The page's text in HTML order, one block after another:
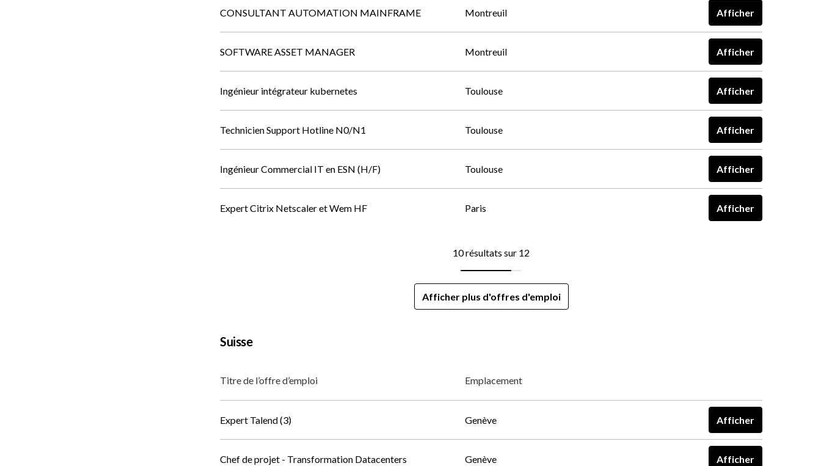
CONSULTANT AUTOMATION MAINFRAME Montreuil Afficher
SOFTWARE ASSET MANAGER Montreuil Afficher
Ingénieur intégrateur kubernetes Toulouse Afficher
Technicien Support Hotline N0/N1 Toulouse Afficher
Ingénieur Commercial IT en ESN (H/F) Toulouse Afficher
Expert Citrix Netscaler et Wem HF Paris Afficher
10 résultats sur 12
Afficher plus d'offres d'emploi
Suisse
Titre de l’offre d’emploi Emplacement
Expert Talend (3) Genève Afficher
Chef de projet - Transformation Datacenters Genève Afficher